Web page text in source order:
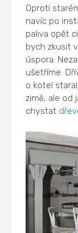
Oproti
navíc po
paliva opět
bych zkusit
úspora.
ušetříme.
o kotel
zimě, ale od
chystat